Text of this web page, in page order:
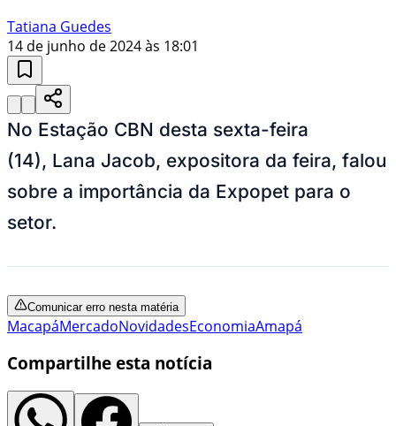
Tatiana Guedes
14 de junho de 2024 às 18:01
No Estação CBN desta sexta-feira
(14), Lana Jacob, expositora da feira, falou
sobre a importância da Expopet para o
setor.
Comunicar erro nesta matéria
MacapáMercadoNovidadesEconomiaAmapá
Compartilhe esta notícia